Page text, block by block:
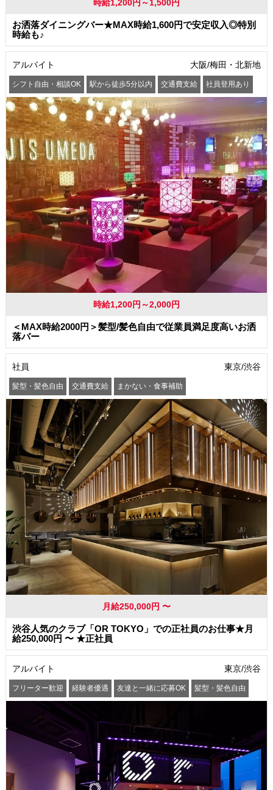
時給1,200円～1,500円
お洒落ダイニングバー★MAX時給1,600円で安定収入◎特別
時給も♪
アルバイト 大阪/梅田・北新地
シフト自由・相談OK 駅から徒歩5分以内 交通費支給 社員登用あり
時給1,200円～2,000円
＜MAX時給2000円＞髪型/髪色自由で従業員満足度高いお洒
落バー
社員 東京/渋谷
髪型・髪色自由 交通費支給 まかない・食事補助
月給250,000円 〜
渋谷人気のクラブ「OR TOKYO」での正社員のお仕事★月
給250,000円 〜 ★正社員
アルバイト 東京/渋谷
フリーター歓迎 経験者優遇 友達と一緒に応募OK 髪型・髪色自由
ネイルOK